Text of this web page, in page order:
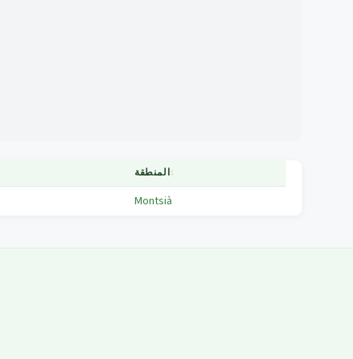
المنطقة↕
Montsià